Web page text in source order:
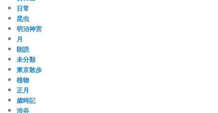
日常
昆虫
明治神宮
月
朗読
未分類
東京散歩
植物
正月
歳時記
渋谷